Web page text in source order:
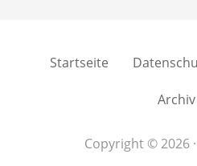
Startseite
Archiv
Copyright © 2026